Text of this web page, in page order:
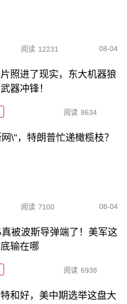
阅读 12231 08-04
照进了现实，东大机器狼
器冲锋！
阅读 8634
\"，特朗普忙递橄榄枝？
阅读 7100 08-04
被波斯导弹端了！美军这
输在哪
阅读 6938
和好，美中期选举这盘大